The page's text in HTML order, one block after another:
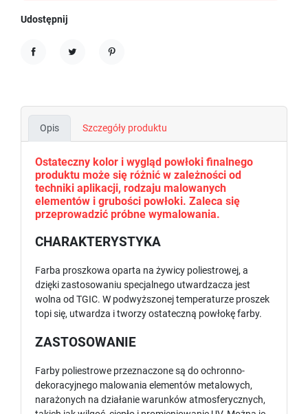
Udostępnij
Opis Szczegóły produktu
Ostateczny kolor i wygląd powłoki finalnego
produktu może się różnić w zależności od
techniki aplikacji, rodzaju malowanych
elementów i grubości powłoki. Zaleca się
przeprowadzić próbne wymalowania.
CHARAKTERYSTYKA
Farba proszkowa oparta na żywicy poliestrowej, a
dzięki zastosowaniu specjalnego utwardzacza jest
wolna od TGIC. W podwyższonej temperaturze proszek
topi się, utwardza i tworzy ostateczną powłokę farby.
ZASTOSOWANIE
Farby poliestrowe przeznaczone są do ochronno-
dekoracyjnego malowania elementów metalowych,
narażonych na działanie warunków atmosferycznych,